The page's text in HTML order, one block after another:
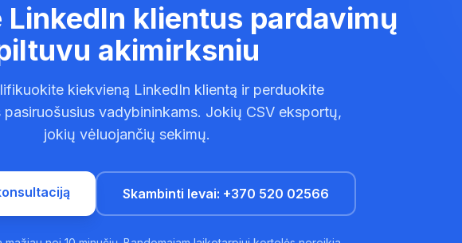
LinkedIn klientus pardavimų
akimirksniu
kiekvieną LinkedIn klientą ir perduokite
pasiruošusius vadybininkams. Jokių CSV eksportų,
jokių vėluojančių sekimų.
Skambinti Ievai: +370 520 02566